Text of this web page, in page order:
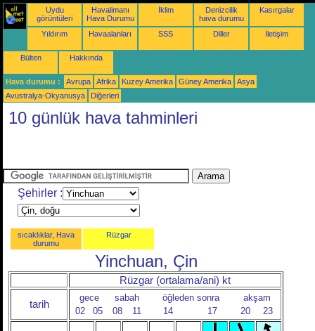
Uydu
görüntüleri
Havalimanı
Hava Durumu
İklim
Denizcilik
hava durumu
Kasırgalar
Yıldırım Havaalanları SSS Diller İletişim
Bülten Hakkında
Hava durumu : Avrupa Afrika Kuzey Amerika Güney Amerika
Asya
Avustralya-Okyanusya
Diğerleri
10 günlük hava tahminleri
Şehirler :
sıcaklıklar, Hava
durumu
Rüzgar
Yinchuan, Çin
Rüzgar (ortalama/ani) kt
tarih
gece sabah öğleden sonra
akşam
02
05 08 11 14 17 20 23